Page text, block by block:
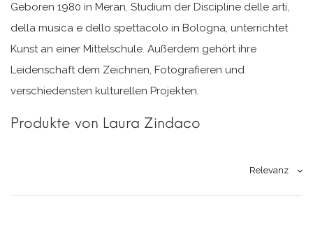
Geboren 1980 in Meran, Studium der Discipline delle arti,
della musica e dello spettacolo in Bologna, unterrichtet
Kunst an einer Mittelschule. Außerdem gehört ihre
Leidenschaft dem Zeichnen, Fotografieren und
verschiedensten kulturellen Projekten.
Produkte von Laura Zindaco
Relevanz